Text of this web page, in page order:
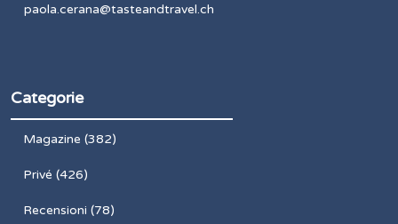
paola.cerana@tasteandtravel.ch
Categorie
Magazine (382)
Privé (426)
Recensioni (78)